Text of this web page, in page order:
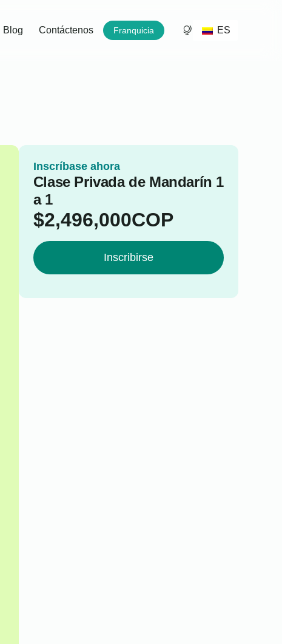
Blog Contáctenos Franquicia ES
Inscríbase ahora
Clase Privada de Mandarín 1
a 1
$2,496,000COP
Inscribirse